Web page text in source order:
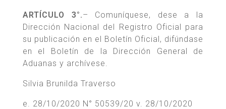
ARTÍCULO 3°.– Comuníquese, dese a la
Dirección Nacional del Registro Oficial para
su publicación en el Boletín Oficial, difúndase
en el Boletín de la Dirección General de
Aduanas y archívese.
Silvia Brunilda Traverso
e. 28/10/2020 N° 50539/20 v. 28/10/2020